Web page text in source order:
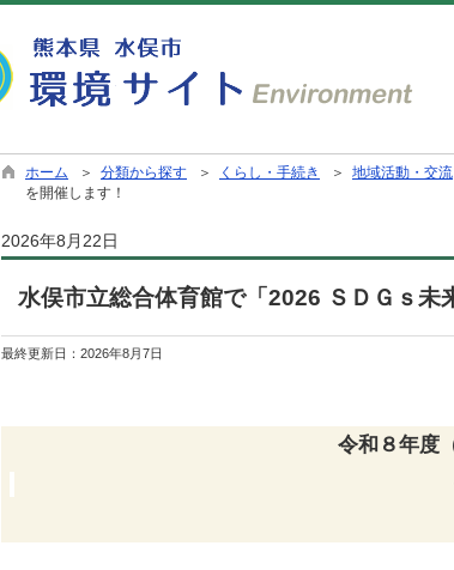
ホーム ＞ 分類から探す ＞ くらし・手続き ＞ 地域活動・交流
を開催します！
2026年8月22日
水俣市立総合体育館で「2026 ＳＤＧｓ
最終更新日： 2026年8月7日
令和８年度